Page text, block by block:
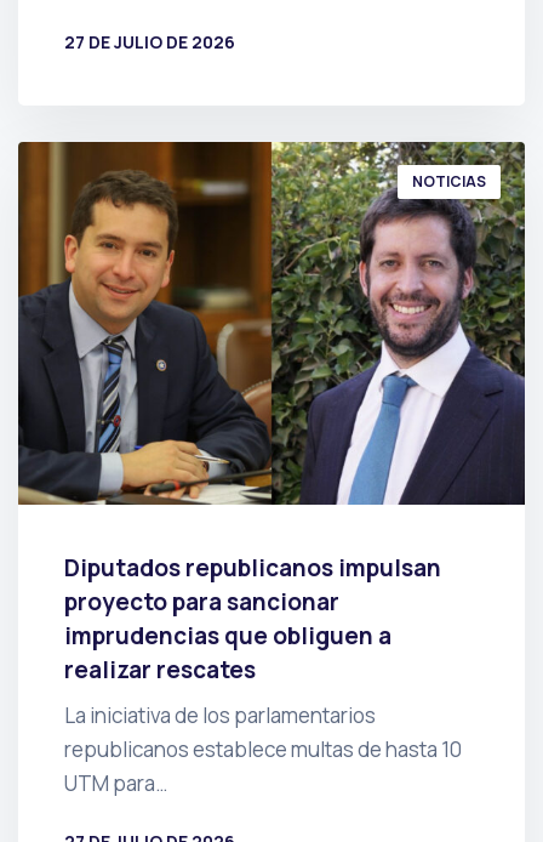
27 DE JULIO DE 2026
NOTICIAS
Diputados republicanos impulsan
proyecto para sancionar
imprudencias que obliguen a
realizar rescates
La iniciativa de los parlamentarios
republicanos establece multas de hasta 10
UTM para…